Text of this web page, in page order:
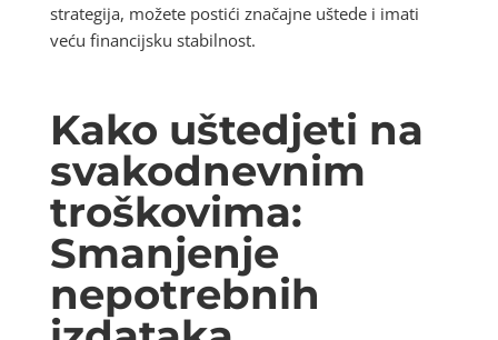
strategija, možete postići značajne uštede i imati
veću financijsku stabilnost.
Kako uštedjeti na
svakodnevnim
troškovima:
Smanjenje
nepotrebnih